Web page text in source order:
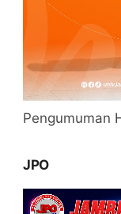
Pengumuman
JPO